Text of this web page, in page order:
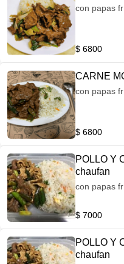
con papas
$ 6800
CARNE
$ 6800
POLLO Y
chaufan
con papas
$ 7000
POLLO Y
chaufan